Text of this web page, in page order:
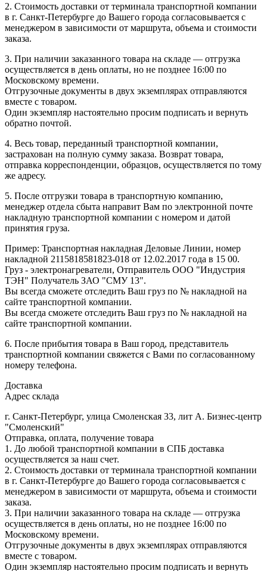
2. Стоимость доставки от терминала транспортной компании
в г. Санкт-Петербурге до Вашего города согласовывается с
менеджером в зависимости от маршрута, объема и стоимости
заказа.
3. При наличии заказанного товара на складе — отгрузка
осуществляется в день оплаты, но не позднее 16:00 по
Московскому времени.
Отгрузочные документы в двух экземплярах отправляются
вместе с товаром.
Один экземпляр настоятельно просим подписать и вернуть
обратно почтой.
4. Весь товар, переданный транспортной компании,
застрахован на полную сумму заказа. Возврат товара,
отправка корреспонденции, образцов, осуществляется по тому
же адресу.
5. После отгрузки товара в транспортную компанию,
менеджер отдела сбыта направит Вам по электронной почте
накладную транспортной компании с номером и датой
принятия груза.
Пример: Транспортная накладная Деловые Линии, номер
накладной 2115818581823-018 от 12.02.2017 года в 15 00.
Груз - электронагреватели, Отправитель ООО "Индустрия
ТЭН" Получатель ЗАО "СМУ 13".
Вы всегда сможете отследить Ваш груз по № накладной на
сайте транспортной компании.
Вы всегда сможете отследить Ваш груз по № накладной на
сайте транспортной компании.
6. После прибытия товара в Ваш город, представитель
транспортной компании свяжется с Вами по согласованному
номеру телефона.
Доставка
Адрес склада
г. Санкт-Петербург, улица Смоленская 33, лит А. Бизнес-центр
"Смоленский"
Отправка, оплата, получение товара
1. До любой транспортной компании в СПБ доставка
осуществляется за наш счет.
2. Стоимость доставки от терминала транспортной компании
в г. Санкт-Петербурге до Вашего города согласовывается с
менеджером в зависимости от маршрута, объема и стоимости
заказа.
3. При наличии заказанного товара на складе — отгрузка
осуществляется в день оплаты, но не позднее 16:00 по
Московскому времени.
Отгрузочные документы в двух экземплярах отправляются
вместе с товаром.
Один экземпляр настоятельно просим подписать и вернуть